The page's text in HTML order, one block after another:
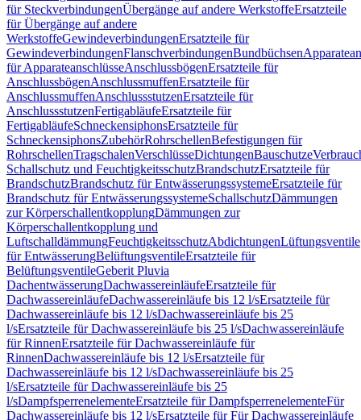
für SteckverbindungenÜbergänge auf andere WerkstoffeErsatzteile
für Übergänge auf andere
WerkstoffeGewindeverbindungenErsatzteile für
GewindeverbindungenFlanschverbindungenBundbüchsen
für ApparateanschlüsseAnschlussbögenErsatzteile für
AnschlussbögenAnschlussmuffenErsatzteile für
AnschlussmuffenAnschlussstutzenErsatzteile für
AnschlussstutzenFertigabläufeErsatzteile für
FertigabläufeSchneckensiphonsErsatzteile für
SchneckensiphonsZubehörRohrschellenBefestigungen für
RohrschellenTragschalenVerschlüsseDichtungenBauschutze
Schallschutz und FeuchtigkeitsschutzBrandschutzErsatzteile für
BrandschutzBrandschutz für EntwässerungssystemeErsatzteile für
Brandschutz für EntwässerungssystemeSchallschutzDämmungen
zur KörperschallentkopplungDämmungen zur
Körperschallentkopplung und
LuftschalldämmungFeuchtigkeitsschutzAbdichtungenLüftungsventile
für EntwässerungBelüftungsventileErsatzteile für
BelüftungsventileGeberit Pluvia
DachentwässerungDachwassereinläufeErsatzteile für
DachwassereinläufeDachwassereinläufe bis 12 l/sErsatzteile für
Dachwassereinläufe bis 12 l/sDachwassereinläufe bis 25
l/sErsatzteile für Dachwassereinläufe bis 25 l/sDachwassereinläufe
für RinnenErsatzteile für Dachwassereinläufe für
RinnenDachwassereinläufe bis 12 l/sErsatzteile für
Dachwassereinläufe bis 12 l/sDachwassereinläufe bis 25
l/sErsatzteile für Dachwassereinläufe bis 25
l/sDampfsperrenelementeErsatzteile für DampfsperrenelementeFür
Dachwassereinläufe bis 12 l/sErsatzteile für Für Dachwassereinläufe